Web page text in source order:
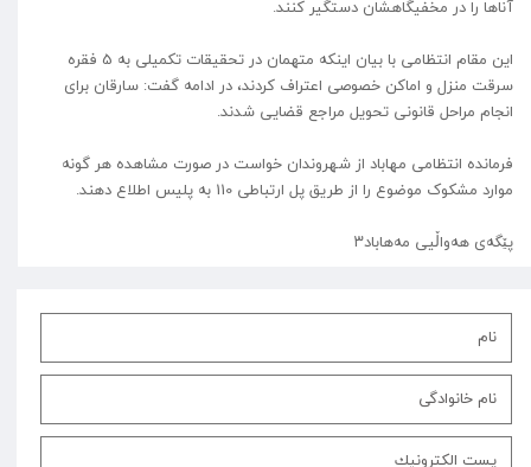
آناها را در مخفیگاهشان دستگیر کنند.
این مقام انتظامی با بیان اینکه متهمان در تحقیقات تکمیلی به 5 فقره
سرقت منزل و اماکن خصوصی اعتراف کردند، در ادامه گفت: سارقان برای
انجام مراحل قانونی تحویل مراجع قضایی شدند.
فرمانده انتظامی مهاباد از شهروندان خواست در صورت مشاهده هر گونه
موارد مشکوک موضوع را از طریق پل ارتباطی 110 به پلیس اطلاع دهند.
پێگەی هەواڵیی مەهاباد۳